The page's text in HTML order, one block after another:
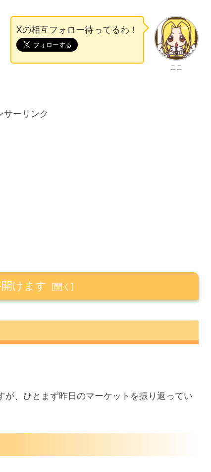
ここ
Xの相互フォロー待ってるわ！
サーリンク
けます
を注文
、ひとまず昨日のマーケットを振り返ってい